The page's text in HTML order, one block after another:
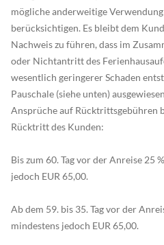
mögliche anderweitige
berücksichtigen. Es bleibt dem
Nachweis zu führen, dass im
oder Nichtantritt des
wesentlich geringerer Schaden
Pauschale (siehe unten)
Ansprüche auf Rücktrittsgebühren
Rücktritt des Kunden:
Bis zum 60. Tag vor der Anreise 25
jedoch EUR 65,00.
Ab dem 59. bis 35. Tag vor der
mindestens jedoch EUR 65,00.